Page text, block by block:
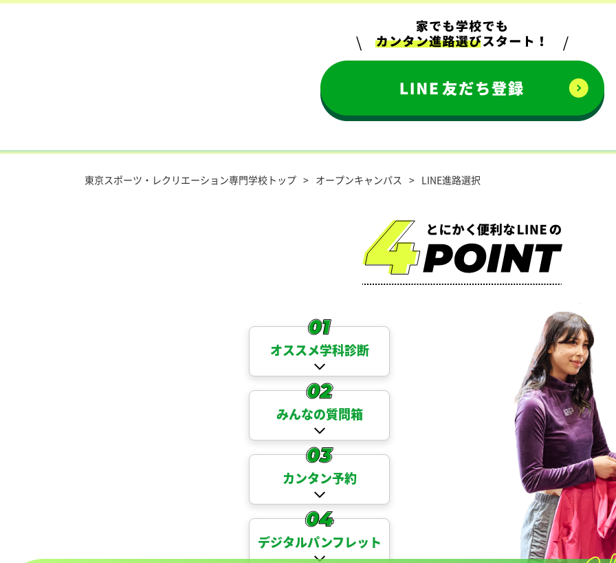
東京スポーツ・レクリエーション専門学校トップ オープンキャンパス LINE進路選択
オススメ学科診断
みんなの質問箱
カンタン予約
デジタルパンフレット